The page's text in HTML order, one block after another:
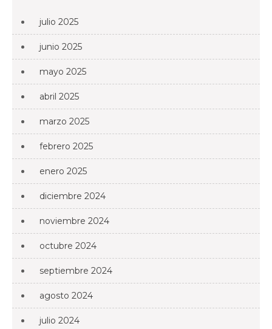
julio 2025
junio 2025
mayo 2025
abril 2025
marzo 2025
febrero 2025
enero 2025
diciembre 2024
noviembre 2024
octubre 2024
septiembre 2024
agosto 2024
julio 2024